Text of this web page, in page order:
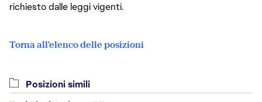
richiesto dalle leggi vigenti.
Torna all'elenco delle posizioni
Posizioni simili